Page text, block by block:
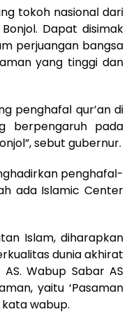
tokoh nasional dari
Dapat disimak
perjuangan bangsa
yang tinggi dan
penghafal qur’an di
berpengaruh pada
sebut gubernur.
penghafal-
ada Islamic Center
Islam, diharapkan
dunia akhirat
Wabup Sabar AS
yaitu ‘Pasaman
wabup.